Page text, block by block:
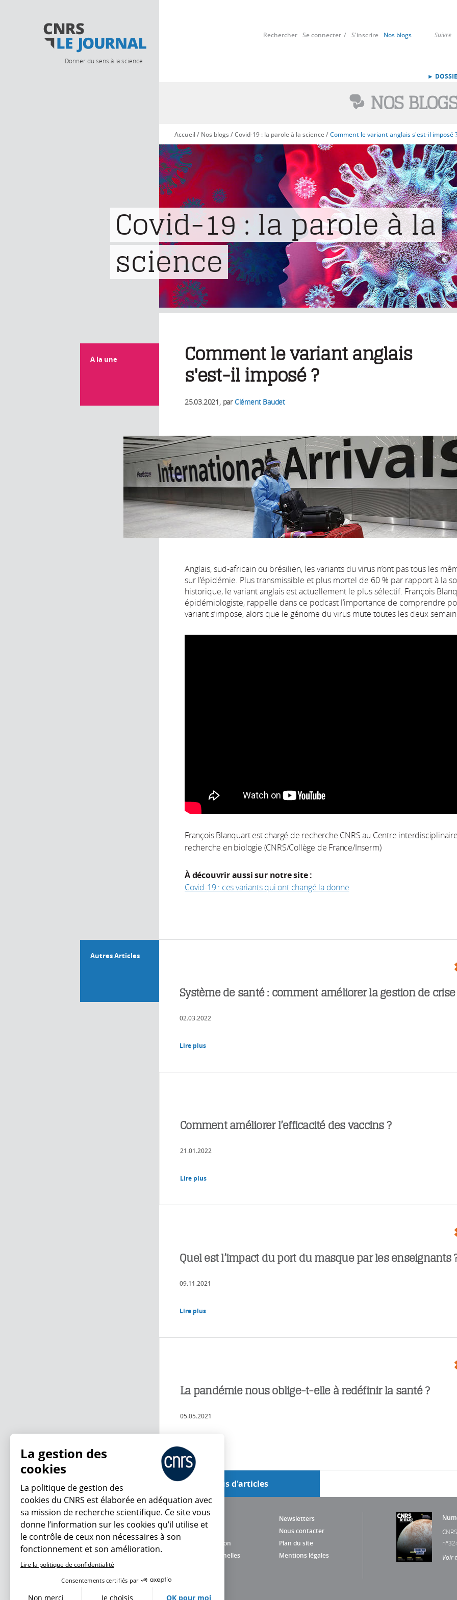
Donner du sens à la science
Suivre
Rechercher Se connecter S'inscrire Nos blogs
►
NOS
Vous êtes ici
Accueil/ Nos blogs/Covid-19 : la parole à la science/Comment le variant anglais s'est-il imposé ?
Covid-19 : la parole à la
science
A la une
Comment le variant anglais
s'est-il imposé ?
25.03.2021, parClément Baudet
Anglais, sud-africain ou brésilien, les variants du virus n’ont pas tous les
sur l’épidémie. Plus transmissible et plus mortel de 60 % par rapport à la
historique, le variant anglais est actuellement le plus sélectif. François
épidémiologiste, rappelle dans ce podcast l’importance de comprendre
variant s’impose, alors que le génome du virus mute toutes les deux
François Blanquart est chargé de recherche CNRS au Centre
recherche en biologie (CNRS/Collège de France/Inserm)
À découvrir aussi sur notre site :
Covid-19 : ces variants qui ont changé la donne
Autres Articles
Système de santé : comment améliorer la gestion de crise
02.03.2022
Lire plus
Comment améliorer l’efficacité des vaccins ?
21.01.2022
Lire plus
Quel est l’impact du port du masque par les enseignants
09.11.2021
Lire plus
La pandémie nous oblige-t-elle à redéfinir la santé ?
05.05.2021
Voir plus d'articles
Newsletters
Nous contacter
Charte d'utilisation
Plan du site
Données personnelles
Mentions légales
Voir
La gestion des
cookies
La politique de gestion des
cookies du CNRS est élaborée en adéquation avec
sa mission de recherche scientifique. Ce site vous
donne l’information sur les cookies qu’il utilise et
le contrôle de ceux non nécessaires à son
fonctionnement et son amélioration.
Lire la politique de confidentialité
Consentements certifiés par
Non merci Je choisis OK pour moi